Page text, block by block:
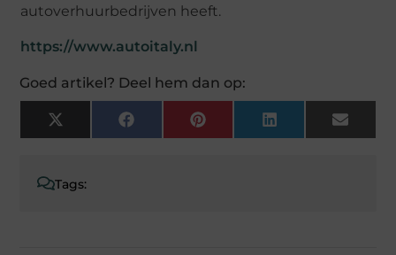
autoverhuurbedrijven heeft.
https://www.autoitaly.nl
Goed artikel? Deel hem dan op:
X
(Twitter)
Facebook Pinterest LinkedIn Email
Tags: